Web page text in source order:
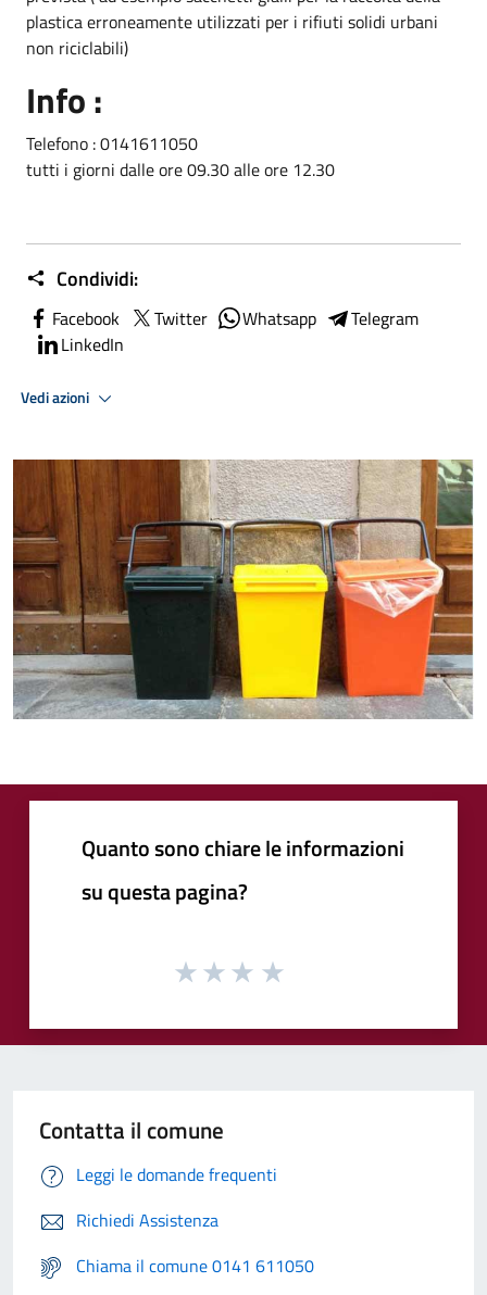
plastica erroneamente utilizzati per i rifiuti solidi urbani
non riciclabili)
Info :
Telefono : 0141611050
tutti i giorni dalle ore 09.30 alle ore 12.30
Condividi:
Facebook Twitter Whatsapp
Telegram
LinkedIn
Vedi azioni
Quanto sono chiare le informazioni
su questa pagina?
Contatta il comune
Leggi le domande frequenti
Richiedi Assistenza
Chiama il comune 0141 611050